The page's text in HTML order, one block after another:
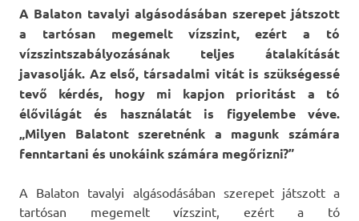
A Balaton tavalyi algásodásában szerepet játszott
a tartósan megemelt vízszint, ezért a tó
vízszintszabályozásának teljes átalakítását
javasolják. Az első, társadalmi vitát is szükségessé
tevő kérdés, hogy mi kapjon prioritást a tó
élővilágát és használatát is figyelembe véve.
„Milyen Balatont szeretnénk a magunk számára
fenntartani és unokáink számára megőrizni?”
A Balaton tavalyi algásodásában szerepet játszott a
tartósan megemelt vízszint, ezért a tó